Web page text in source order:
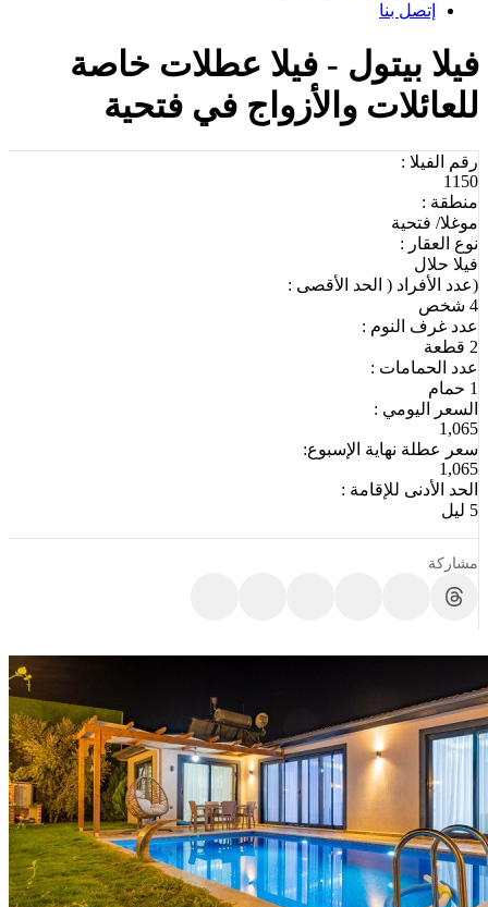
إتصل بنا
فيلا بيتول - فيلا عطلات خاصة
للعائلات والأزواج في فتحية
رقم الفيلا :
1150
منطقة :
موغلا/ فتحية
نوع العقار :
فيلا حلال
(عدد الأفراد ( الحد الأقصى :
4 شخص
عدد غرف النوم :
2 قطعة
عدد الحمامات :
1 حمام
السعر اليومي :
1,065
سعر عطلة نهاية الإسبوع:
1,065
الحد الأدنى للإقامة :
5 ليل
مشاركة